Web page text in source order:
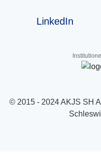
LinkedIn
© 2015 - 2024 AKJS SH